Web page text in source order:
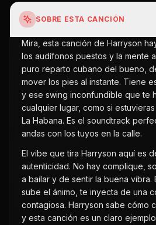
SOBRE ESTA CANCIÓN
Mira, esta canción de Harryson
los audífonos puestos y la mente
puro reparto cubano del bueno,
mover los pies al instante. Tiene
y ese swing inconfundible que te
cualquier lugar, como si
La Habana. Es el soundtrack
andas con los tuyos en la calle.
El vibe que tira Harryson aquí es
autenticidad. No hay complique,
a bailar y de sentir la buena vibra.
sube el ánimo, te inyecta de una
contagiosa. Harryson sabe cómo
y esta canción es un claro